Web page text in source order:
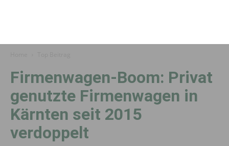
Firmenwagen-Boom: Privat
genutzte Firmenwagen in
Kärnten seit 2015
verdoppelt